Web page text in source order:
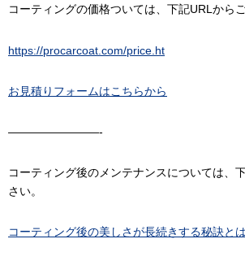
コーティングの価格ついては、下記URLから
https://procarcoat.com/price.ht
お見積りフォームはこちらから
————————-
コーティング後のメンテナンスについては、
さい。
コーティング後の美しさが長続きする秘訣と